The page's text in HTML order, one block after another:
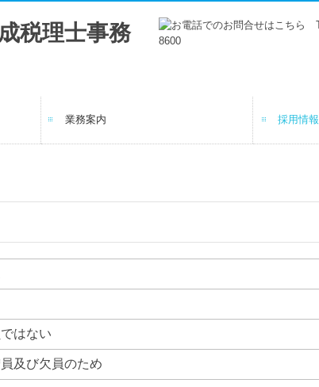
業務案内 採用情報
はない
及び欠員のため